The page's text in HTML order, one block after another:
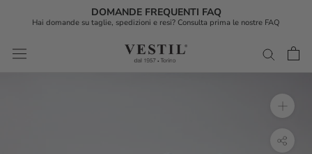
DOMANDE FREQUENTI FAQ
Hai domande su taglie, spedizioni e resi? Consulta prima le nostre FAQ